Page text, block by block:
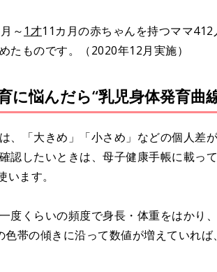
～ 1才11カ月の赤ちゃんを持つママ
たものです。（2020年12月実施）
に悩んだら“乳児身体発育曲
、「大きめ」「小さめ」などの個人差
認したいときは、母子健康手帳に載っ
います。
度くらいの頻度で身長・体重をはかり
帯の傾きに沿って数値が増えていれ